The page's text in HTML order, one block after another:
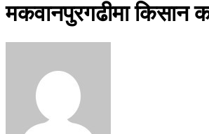
मकवानपुरगढीमा किसान